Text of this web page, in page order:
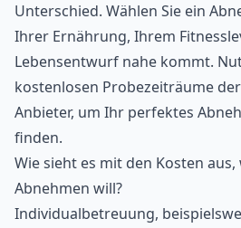
Unterschied. Wählen Sie ein
Ihrer Ernährung, Ihrem
Lebensentwurf nahe kommt.
kostenlosen Probezeiträume
Anbieter, um Ihr perfektes
finden.
Wie sieht es mit den Kosten
Abnehmen will?
Individualbetreuung,